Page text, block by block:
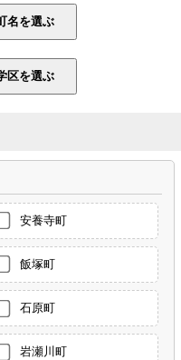
安養寺町
飯塚町
石原町
岩瀬川町